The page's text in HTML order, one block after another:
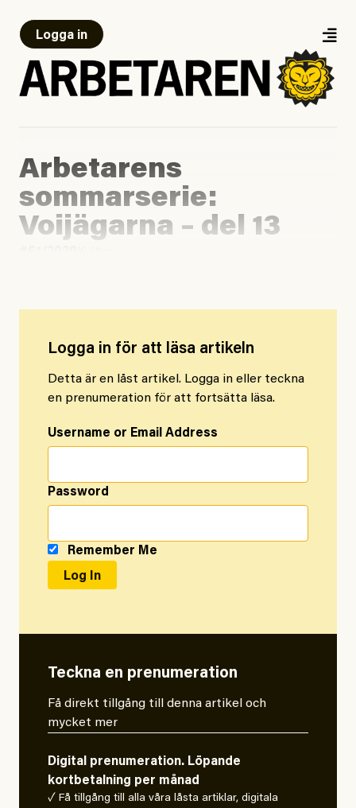
Logga in
Arbetarens
sommarserie:
Voijägarna – del 13
Logga in för att läsa artikeln
Detta är en låst artikel. Logga in eller teckna
en prenumeration för att fortsätta läsa.
Username or Email Address
Password
Remember Me
Teckna en prenumeration
Få direkt tillgång till denna artikel och
mycket mer
Digital prenumeration. Löpande
kortbetalning per månad
✓ Få tillgång till alla våra låsta artiklar, digitala